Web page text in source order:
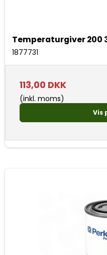
Temperaturgiver 200
1877731
113,00 DKK
(inkl. moms)
Vis